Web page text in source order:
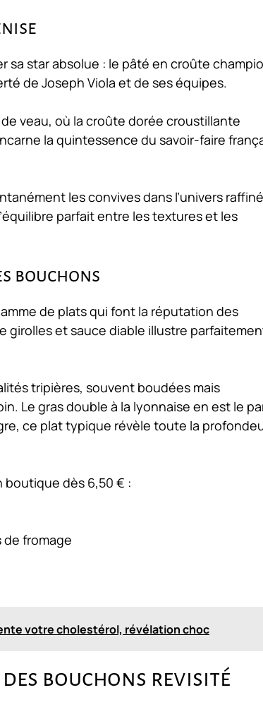
sa star absolue : le pâté en croûte
de Joseph Viola et de ses équipes.
veau, où la croûte dorée croustillante
la quintessence du savoir-faire
les convives dans l’univers raffiné
parfait entre les textures et les
bouchons
de plats qui font la réputation des
girolles et sauce diable illustre
tripières, souvent boudées mais
Le gras double à la lyonnaise en est le
ce plat typique révèle toute la
boutique dès 6,50 € :
de fromage
votre cholestérol, révélation choc
des bouchons revisité